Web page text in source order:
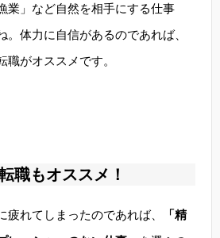
業」など自然を相手にする仕事
。体力に自信があるのであれば、
職がオススメです。
職もオススメ！
疲れてしまったのであれば、
「精